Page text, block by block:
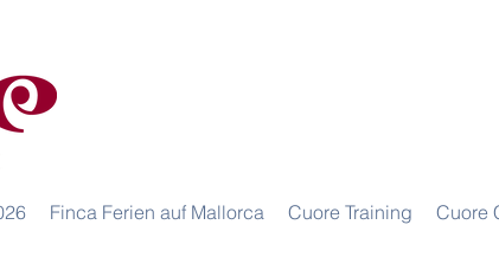
Finca Ferien auf Mallorca Cuore Training Cuore